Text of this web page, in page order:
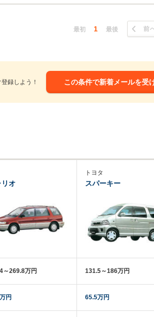
最初 1 最後 前
録しよう！ この条件で新着メールを受
リオ
～269.8万円
円
トヨタ
スパーキー
131.5～186万円
65.5万円